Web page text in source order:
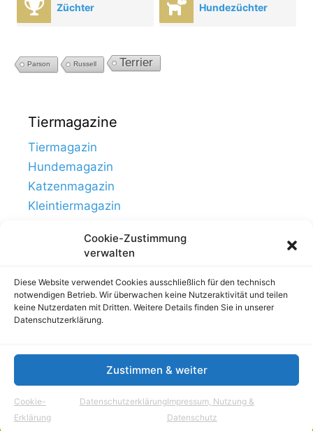
Cookie-Zustimmung
verwalten
Diese Website verwendet Cookies ausschließlich für den technisch
notwendigen Betrieb. Wir überwachen keine Nutzeraktivität und teilen
keine Nutzerdaten mit Dritten. Weitere Details finden Sie in unserer
Datenschutzerklärung.
Zustimmen & weiter
Cookie-
Erklärung
DatenschutzerklärungImpressum, Nutzung &
Datenschutz
Züchter Hundezüchter
Parson Russell Terrier
Tiermagazine
Tiermagazin
Hundemagazin
Katzenmagazin
Kleintiermagazin
© Tierhausen.de // ein Projekt von